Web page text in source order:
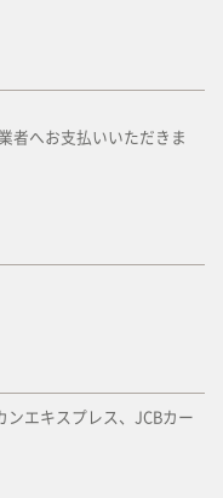
者へお支払いいただきま
エキスプレス、JCBカー